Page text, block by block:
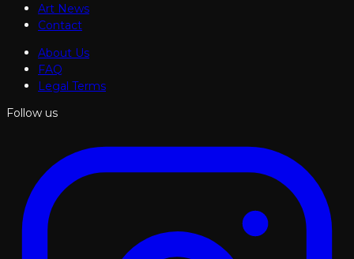
Art News
Contact
About Us
FAQ
Legal Terms
Follow us